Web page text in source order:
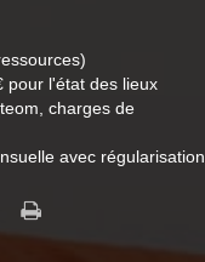
pour l'état des lieux
charges de
avec régularisation